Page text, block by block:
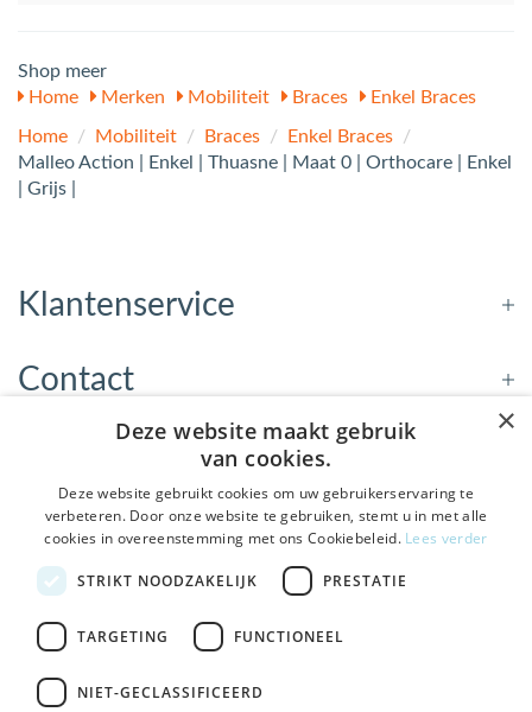
Shop meer
Home
Merken Mobiliteit Braces Enkel Braces
Home / Mobiliteit / Braces / Enkel Braces
/
Malleo Action | Enkel | Thuasne | Maat 0 | Orthocare | Enkel
| Grijs |
Klantenservice
Contact
Openingstijden
Nieuwsbrief
Bezoek de winkel in Sneek, Bolswarderbaan 3C
De Welzijnwinkel in je
inbox
Geen spam, geen verkooppraatjes — gewoon fijne
updates over hulpmiddelen die echt iets toevoegen.
×
Deze website maakt gebruik
van cookies.
Deze website gebruikt cookies om uw gebruikerservaring te
verbeteren. Door onze website te gebruiken, stemt u in met alle
cookies in overeenstemming met ons Cookiebeleid. Lees verder
STRIKT NOODZAKELIJK PRESTATIE
TARGETING FUNCTIONEEL
NIET-GECLASSIFICEERD